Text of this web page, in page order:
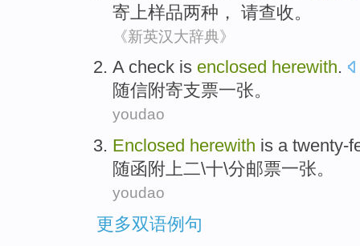
寄上样品两种 ， 请查收。
《新英汉大辞典》
A check is enclosed herewith.
随信附寄支票一张。
youdao
Enclosed herewith is a twenty-
随函附上二\十\分邮票一张。
youdao
更多双语例句